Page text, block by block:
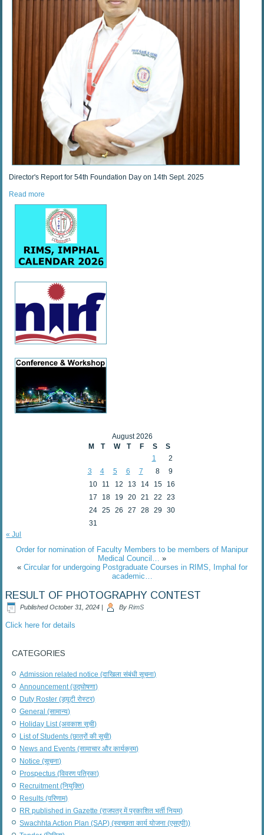
Director's Report for 54th Foundation Day on 14th Sept. 2025
Read more
August 2026
M
T W T F S
S
1
2
3
4 5 6 7 8
9
10
11 12 13 14 15
16
17
18 19 20 21 22
23
24 25 26 27 28 29
30
31
« Jul
Order for nomination of Faculty Members to be members of Manipur
Medical Council…
»
« Circular for undergoing Postgraduate Courses in RIMS, Imphal for
academic…
RESULT OF PHOTOGRAPHY CONTEST
Published October 31, 2024 | By RimS
Click here for details
CATEGORIES
Admission related notice (दाखिला संबंधी सूचना)
Announcement (उद्घोषणा)
Duty Roster (ड्यूटी रोस्टर)
General (सामान्य)
Holiday List (अवकाश सूची)
List of Students (छात्रों की सूची)
News and Events (सामाचार और कार्यक्रम)
Notice (सूचना)
Prospectus (विवरण पत्रिका)
Recruitment (नियुक्ति)
Results (परिणाम)
RR published in Gazette (राजपत्र में प्रकाशित भर्ती नियम)
Swachhta Action Plan (SAP) (स्वच्छता कार्य योजना (एसएपी))